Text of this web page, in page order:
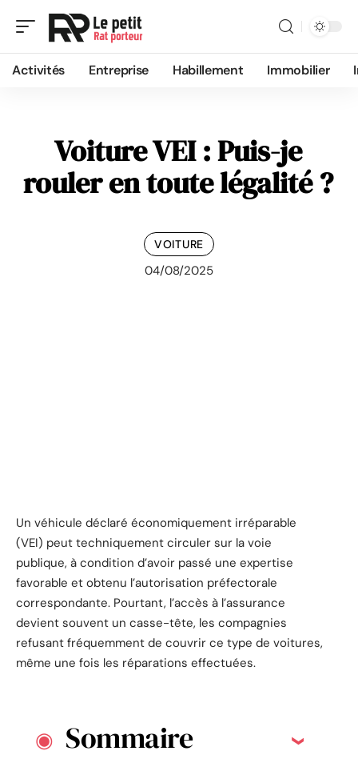
Activités Entreprise Habillement Immobilier
Voiture VEI : Puis-je
rouler en toute légalité ?
VOITURE
04/08/2025
Un véhicule déclaré économiquement irréparable
(VEI) peut techniquement circuler sur la voie
publique, à condition d’avoir passé une expertise
favorable et obtenu l’autorisation préfectorale
correspondante. Pourtant, l’accès à l’assurance
devient souvent un casse-tête, les compagnies
refusant fréquemment de couvrir ce type de voitures,
même une fois les réparations effectuées.
Sommaire